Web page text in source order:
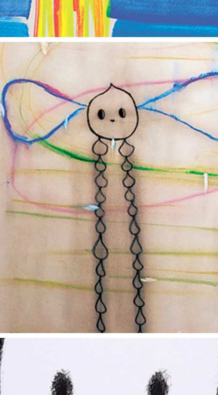
朝露通信171-180 ASATUYUTUUSHIN171-180
2015